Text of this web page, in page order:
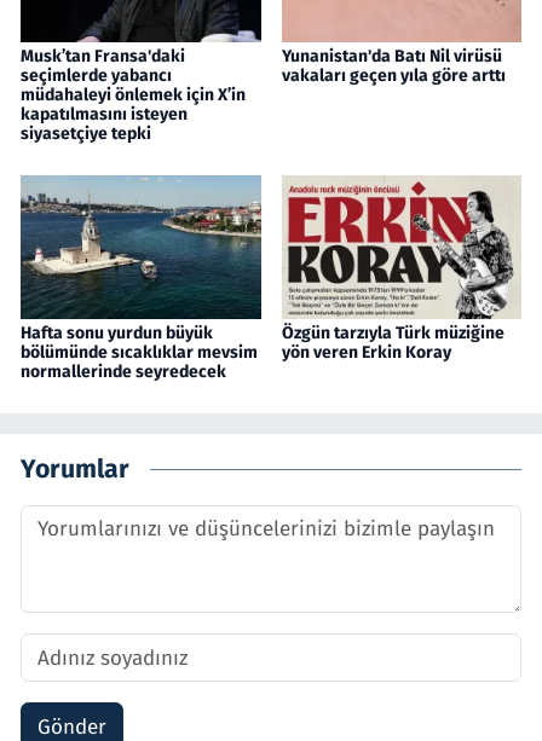
Musk’tan Fransa'daki
seçimlerde yabancı
müdahaleyi önlemek için X’in
kapatılmasını isteyen
siyasetçiye tepki
Yunanistan'da Batı Nil virüsü
vakaları geçen yıla göre arttı
Hafta sonu yurdun büyük
bölümünde sıcaklıklar mevsim
normallerinde seyredecek
Özgün tarzıyla Türk müziğine
yön veren Erkin Koray
Yorumlar
Gönder